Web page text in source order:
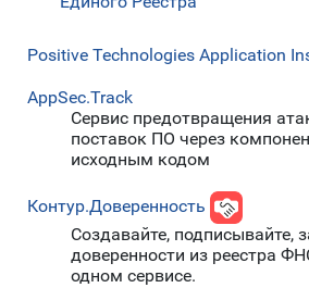
Positive Technologies Application
AppSec.Track
Cервис предотвращения
поставок ПО через
исходным кодом
Контур.Доверенность
Создавайте, подписывайте,
доверенности из реестра
одном сервисе.